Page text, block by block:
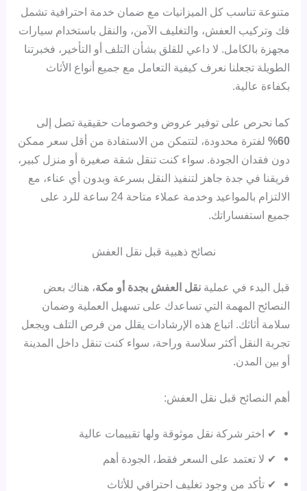
متنوعة تناسب كل الميزانيات مع ضمان خدمة احترافية تشمل
فك وتركيب العفش، والتغليف الآمن، والنقل باستخدام سيارات
مجهزة بالكامل. لا داعي للقلق بشأن التلف أو التأخير، فخبرتنا
الطويلة تجعلنا نعرف كيفية التعامل مع جميع أنواع الأثاث
بكفاءة عالية.
كما نحرص على توفير عروض وخصومات حقيقية تصل إلى
60%
لفترة محدودة، لتتمكن من الاستفادة من أقل سعر ممكن
دون فقدان الجودة. سواء كنت تنقل شقة صغيرة أو منزل كبير،
فريقنا في جدة جاهز لتنفيذ النقل بسرعة وبدون أي عناء، مع
الالتزام بالمواعيد وخدمة عملاء متاحة 24 ساعة للرد على
جميع استفساراتك.
نصائح ذهبية قبل نقل العفش
قبل البدء في عمليةنقل العفش بجدة أو مكة، هناك بعض
النصائح المهمة التي تساعدك على تسهيل العملية وضمان
سلامة أثاثك. اتباع هذه الإرشادات يقلل من فرص التلف ويجعل
تجربة النقل أكثر سلاسة وراحة، سواء كنت تنقل داخل المدينة
أو بين المدن.
أهم النصائح قبل نقل العفش:
✔ اختر شركة نقل موثوقة ولها تقييمات عالية
✔ لا تعتمد على السعر فقط، الجودة أهم
✔ تأكد من وجود تغليف احترافي للأثاث